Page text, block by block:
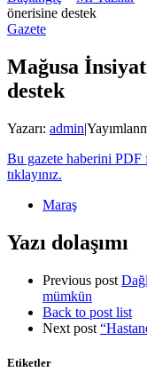
önerisine destek
Gazete
Mağusa
destek
Yazarı: admin|
Bu gazete haberini PDF
tıklayınız.
Maraş
Yazı dolaşımı
Previous post
mümkün
Back to post list
Next post
Etiketler